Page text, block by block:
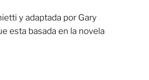
y adaptada por Gary
esta basada en la novela